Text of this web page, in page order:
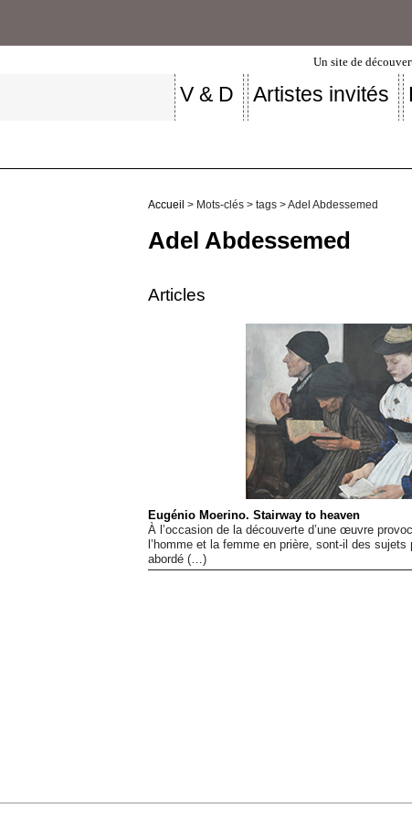
Un site de
V & D Artistes invités
Accueil > Mots-clés > tags > Adel Abdessemed
Adel Abdessemed
Articles
Eugénio Moerino. Stairway to heaven
À l’occasion de la découverte d’une œuvre
l’homme et la femme en prière, sont-il des
abordé (…)